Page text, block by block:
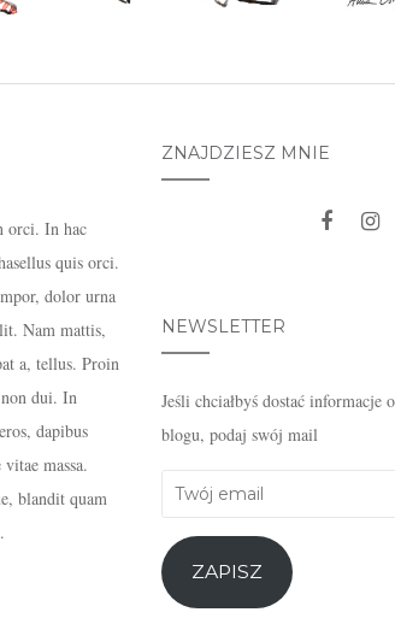
orci. In hac
quis orci.
dolor urna
Nam mattis,
a, tellus. Proin
dui. In
dapibus
massa.
blandit quam
ZNAJDZIESZ MNIE
NEWSLETTER
Jeśli chciałbyś dostać informacje
blogu, podaj swój mail
Twój
ZAPISZ